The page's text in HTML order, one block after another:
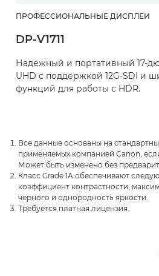
ПРОФЕССИОНАЛЬНЫЕ ДИСПЛЕИ
DP-V1711
Надежный и портативный 17-
UHD с поддержкой 12G-SDI и
функций для работы с HDR.
Все данные основаны на
применяемых компанией Canon,
Может быть изменено без
Класс Grade 1A обеспечивают
коэффициент контрастности,
черного и однородность яркости.
Требуется платная лицензия.